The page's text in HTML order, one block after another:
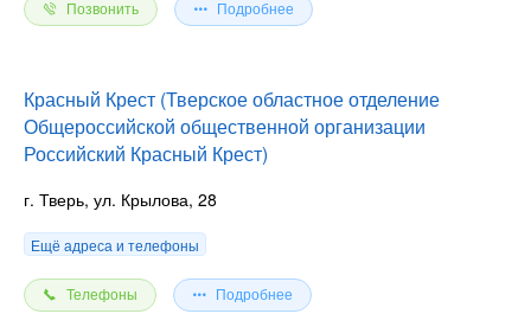
Позвонить Подробнее
Красный Крест (Тверское областное отделение
Общероссийской общественной организации
Российский Красный Крест)
г. Тверь, ул. Крылова, 28
Ещё адреса и телефоны
Телефоны Подробнее